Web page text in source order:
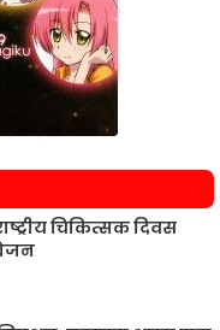
चिकित्सक दिवस